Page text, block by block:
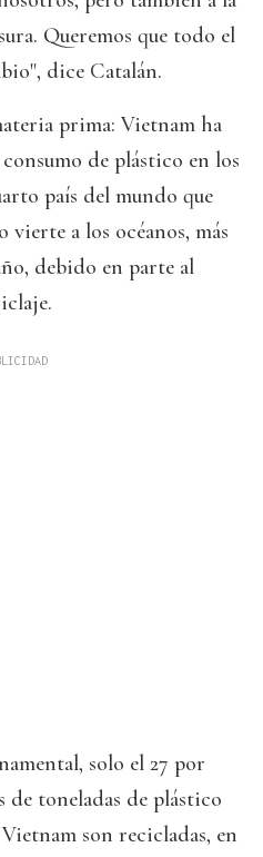
Queremos que todo el
dice Catalán.
prima: Vietnam ha
de plástico en los
país del mundo que
vierte a los océanos, más
debido en parte al
solo el 27 por
de toneladas de plástico
son recicladas, en